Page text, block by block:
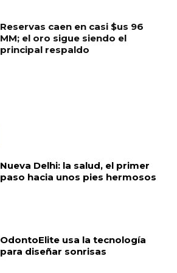
Reservas caen en casi $us 96
MM; el oro sigue siendo el
principal respaldo
Nueva Delhi: la salud, el primer
paso hacia unos pies hermosos
OdontoElite usa la tecnología
para diseñar sonrisas